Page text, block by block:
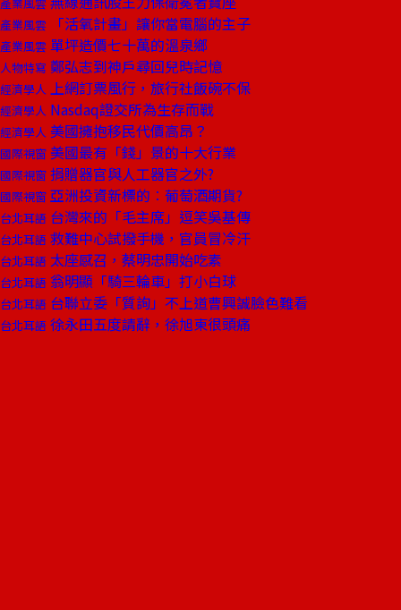
產業風雲 「活氧計畫」讓你當電腦的主子
產業風雲 單坪造價七十萬的溫泉鄉
人物特寫 鄭弘志到神戶尋回兒時記憶
經濟學人 上網訂票風行，旅行社飯碗不保
經濟學人 Nasdaq證交所為生存而戰
經濟學人 美國擁抱移民代價高昂？
國際視窗 美國最有「錢」景的十大行業
國際視窗 捐贈器官與人工器官之外?
國際視窗 亞洲投資新標的︰葡萄酒期貨?
台北耳語 台灣來的「毛主席」逗笑吳基傳
台北耳語 救難中心試撥手機，官員冒冷汗
台北耳語 太座感召，蔡明忠開始吃素
台北耳語 翁明顯「騎三輪車」打小白球
台北耳語 台聯立委「質詢」不上道曹興誠臉色難看
台北耳語 徐永田五度請辭，徐旭東很頭痛